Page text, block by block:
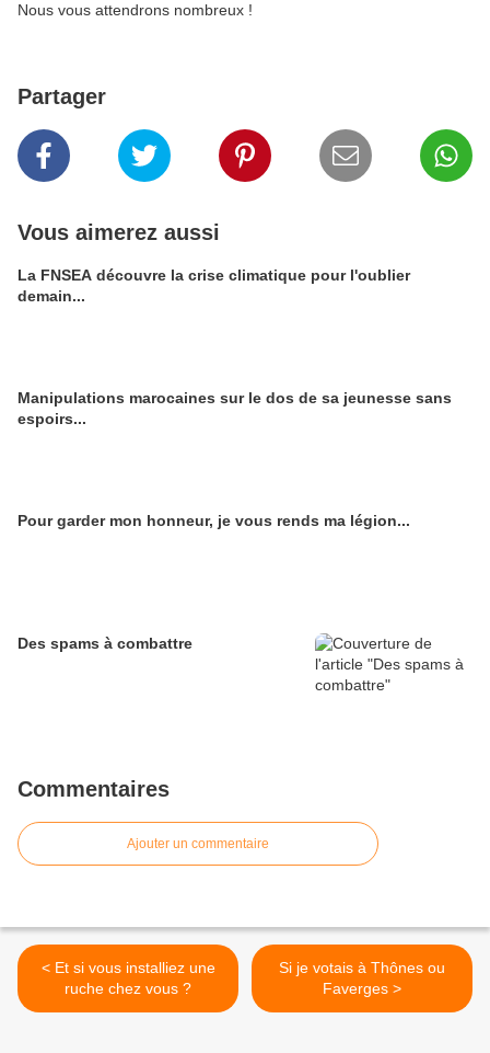
Nous vous attendrons nombreux !
Partager
Vous aimerez aussi
La FNSEA découvre la crise climatique pour l'oublier
demain...
Manipulations marocaines sur le dos de sa jeunesse sans
espoirs...
Pour garder mon honneur, je vous rends ma légion...
Des spams à combattre
Commentaires
Ajouter un commentaire
< Et si vous installiez une
ruche chez vous ?
Si je votais à Thônes ou
Faverges >